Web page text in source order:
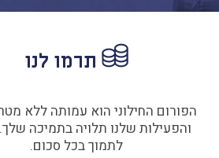
תרמו לנו
הפורום החילוני הוא עמותה ללא
והפעילות שלנו תלויה בתמיכה
לתמוך בכל סכום.